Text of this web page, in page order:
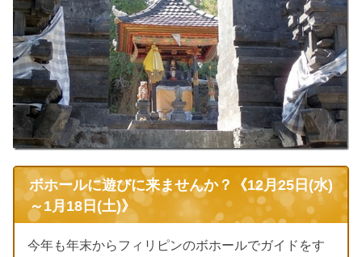
ボホールに遊びに来ませんか？《12月25日(水)
～1月18日(土)》
今年も年末からフィリピンのボホールでガイドをす